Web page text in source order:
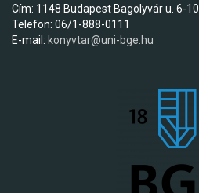
Cím: 1148 Budapest Bagolyvár u. 6-10.
Telefon: 06/1-888-0111
E-mail: konyvtar@uni-bge.hu